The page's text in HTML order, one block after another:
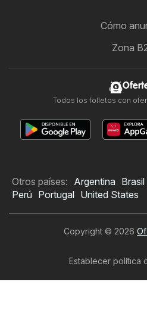
Cómo
Zona
Todos los folletos con
Otros países: Argentina Brasil
Perú Portugal United States
Copyright © 2026
Establecer política